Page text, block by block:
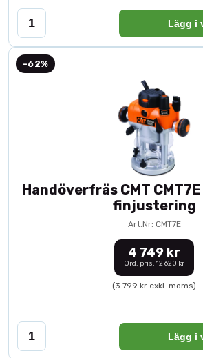
Lägg i
-62%
Handöverfräs CMT
finjustering
Art.Nr: CMT7E
4 749 kr
Ord. pris: 12 620 kr
(3 799 kr exkl. moms)
Lägg i